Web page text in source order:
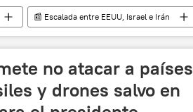
📰 Escalada entre EEUU, Israel e Irán
EEUU Israel 🌍 Oriente Medio
no atacar a países
y drones salvo en